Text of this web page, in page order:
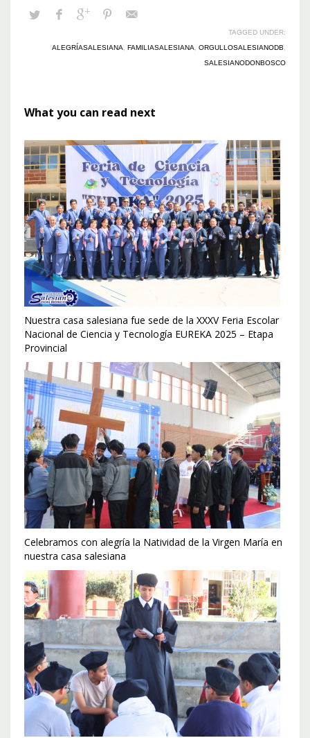
TAGGED UNDER:
ALEGRÍASALESIANA
FAMILIASALESIANA ORGULLOSALESIANODB
SALESIANODONBOSCO
What you can read next
Nuestra casa salesiana fue sede de la XXXV Feria Escolar
Nacional de Ciencia y Tecnología EUREKA 2025 – Etapa
Provincial
Celebramos con alegría la Natividad de la Virgen María en
nuestra casa salesiana